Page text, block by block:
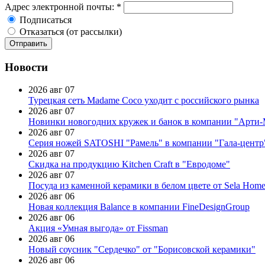
Адрес электронной почты: *
Подписаться
Отказаться (от рассылки)
Новости
2026 авг 07
Турецкая сеть Madame Coco уходит с российского рынка
2026 авг 07
Новинки новогодних кружек и банок в компании
2026 авг 07
Серия ножей SATOSHI "Рамель" в компании "Гала-
2026 авг 07
Скидка на продукцию Kitchen Craft в "Евродоме"
2026 авг 07
Посуда из каменной керамики в белом цвете от Sela Home
2026 авг 06
Новая коллекция Balance в компании FineDesignGroup
2026 авг 06
Акция «Умная выгода» от Fissman
2026 авг 06
Новый соусник "Сердечко" от "Борисовской керамики"
2026 авг 06